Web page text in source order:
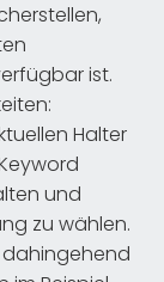
ist.
Halter
und
zu wählen.